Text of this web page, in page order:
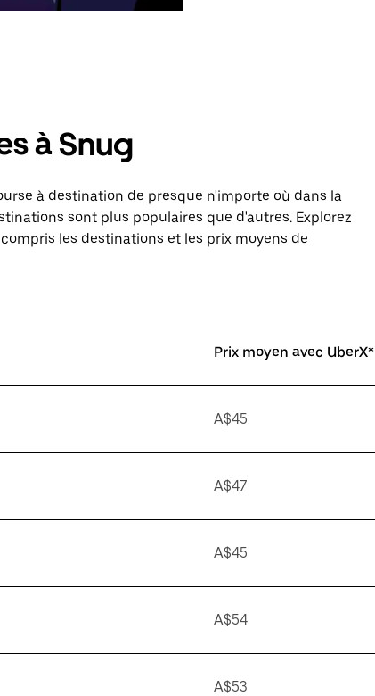
à Snug
à destination de presque n'importe où dans la
sont plus populaires que d'autres. Explorez
les destinations et les prix moyens de
Prix moyen avec UberX*
A$45
A$47
A$45
A$54
A$53